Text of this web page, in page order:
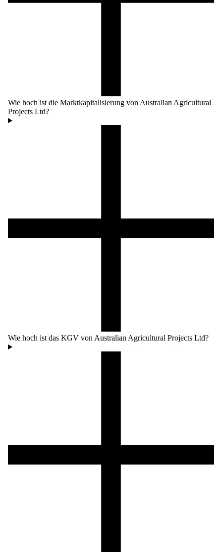
Wie hoch ist die Marktkapitalisierung von Australian Agricultural
Projects Ltd?
Wie hoch ist das KGV von Australian Agricultural Projects Ltd?